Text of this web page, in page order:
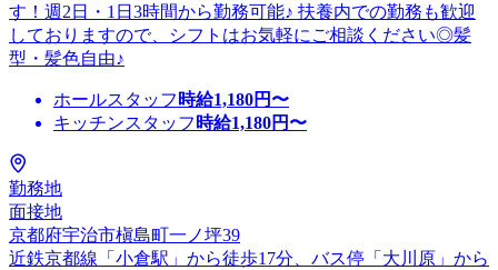
す！週2日・1日3時間から勤務可能♪ 扶養内での勤務も歓迎
しておりますので、シフトはお気軽にご相談ください◎髪
型・髪色自由♪
ホールスタッフ 時給1,180円〜
キッチンスタッフ 時給1,180円〜
勤務地
面接地
京都府宇治市槇島町一ノ坪39
近鉄京都線「小倉駅」から徒歩17分、バス停「大川原」から